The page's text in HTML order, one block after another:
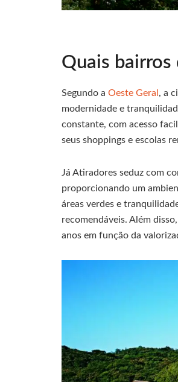
Quais bairros
Segundo a Oeste Geral , a
modernidade e
constante, com acesso
seus shoppings e escolas
Já Atiradores seduz com
proporcionando um
áreas verdes e
recomendáveis. Além
anos em função da